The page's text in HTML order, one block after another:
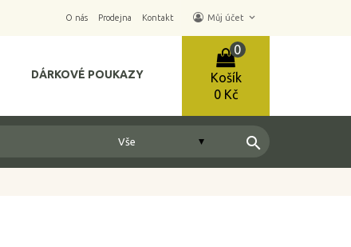
O nás Prodejna Kontakt Můj účet keyboard_arrow_down
Košík
0
0 Kč
DÁRKOVÉ POUKAZY
search